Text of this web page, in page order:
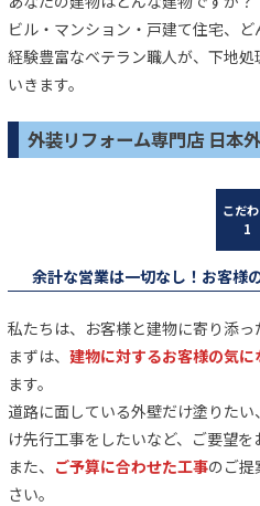
ビル・マンション・戸建て住宅、ど
経験豊富なベテラン職人が、下地
いきます。
外装リフォーム専門店 日本
余計な営業は一切なし！お客様
私たちは、お客様と建物に寄り添っ
まずは、 建物に対するお客様の気
ます。
道路に面している外壁だけ塗りた
け先行工事をしたいなど、ご要望を
また、 ご予算に合わせた工事のご提
さい。